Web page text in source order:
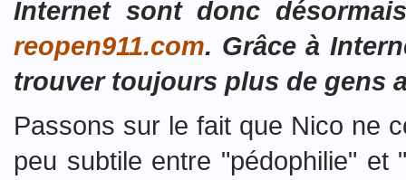
Internet sont donc
reopen911.com. Grâce à
trouver toujours plus de gens
Passons sur le fait que Nico ne
peu subtile entre "pédophilie" et